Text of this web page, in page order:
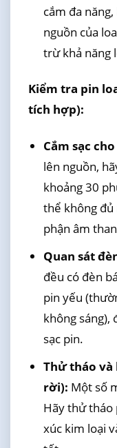
cắm đa
nguồn của
trừ khả năng
Kiểm tra pin
tích hợp):
Cắm sạc
lên nguồn,
khoảng 30
thể không đủ
phận âm
Quan sát
đều có đèn
pin yếu
không sáng),
sạc pin.
Thử tháo và
rời): Một số
Hãy thử tháo
xúc kim loại